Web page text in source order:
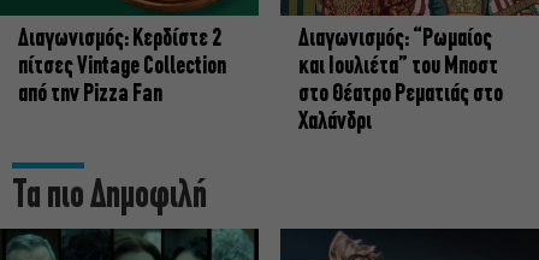
Διαγωνισμός: Κερδίστε 2
πίτσες Vintage Collection
από την Pizza Fan
Διαγωνισμός: “Ρωμαίος
και Ιουλιέτα” του Μποστ
στο Θέατρο Ρεματιάς στο
Χαλάνδρι
Τα πιο Δημοφιλή